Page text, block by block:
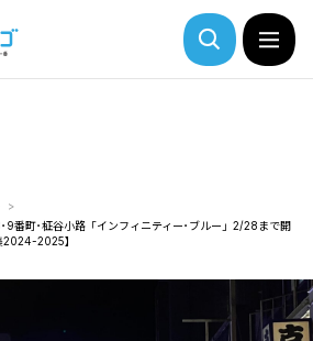
9番町･柾谷小路「インフィニティー･ブルー」2/28まで開
2024-2025】